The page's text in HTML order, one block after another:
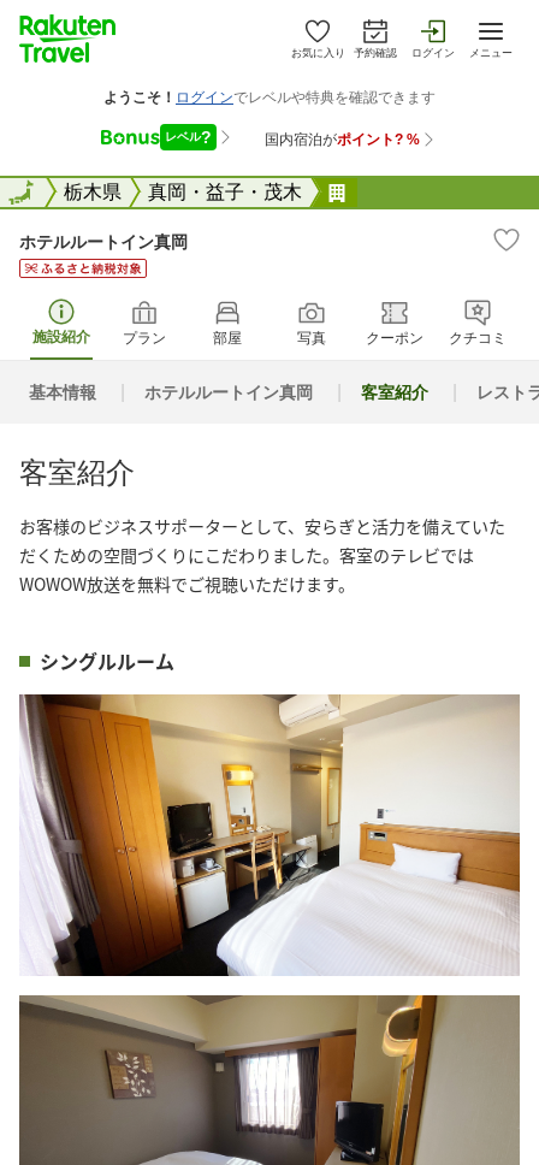
お気に入り 予約確認 ログイン メニュー
全国栃木県 真岡・益子・茂木
全国
ホテルルートイン真岡
施設紹介 プラン 部屋 写真 クーポン クチコミ
基本情報 ホテルルートイン真岡 客室紹介 レスト
客室紹介
お客様のビジネスサポーターとして、安らぎと活力を備えていた
だくための空間づくりにこだわりました。客室のテレビでは
WOWOW放送を無料でご視聴いただけます。
シングルルーム